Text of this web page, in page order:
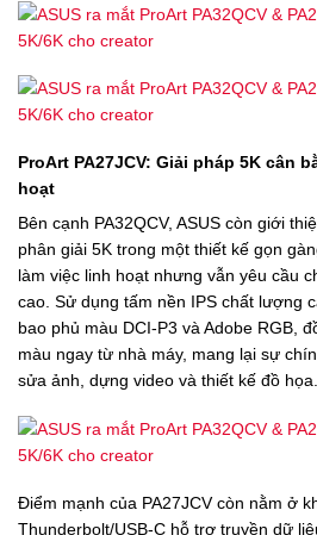
ProArt PA27JCV: Giải pháp 5K cân
hoạt
Bên cạnh PA32QCV, ASUS còn giới
phân giải 5K trong một thiết kế gọn
làm việc linh hoạt nhưng vẫn yêu cầu
cao. Sử dụng tấm nền IPS chất lượng
bao phủ màu DCI-P3 và Adobe RGB,
màu ngay từ nhà máy, mang lại sự
sửa ảnh, dựng video và thiết kế đồ họa.
Điểm mạnh của PA27JCV còn nằm ở
Thunderbolt/USB-C hỗ trợ truyền dữ